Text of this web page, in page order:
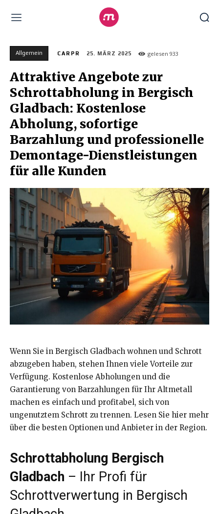
Allgemein CARPR 25. MÄRZ 2025 gelesen 933
Attraktive Angebote zur
Schrottabholung in Bergisch
Gladbach: Kostenlose
Abholung, sofortige
Barzahlung und professionelle
Demontage-Dienstleistungen
für alle Kunden
Wenn Sie in Bergisch Gladbach wohnen und Schrott
abzugeben haben, stehen Ihnen viele Vorteile zur
Verfügung. Kostenlose Abholungen und die
Garantierung von Barzahlungen für Ihr Altmetall
machen es einfach und profitabel, sich von
ungenutztem Schrott zu trennen. Lesen Sie hier mehr
über die besten Optionen und Anbieter in der Region.
Schrottabholung Bergisch
Gladbach – Ihr Profi für
Schrottverwertung in Bergisch